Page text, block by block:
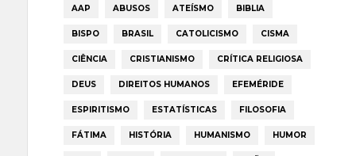
AAP ABUSOS ATEÍSMO BIBLIA
BISPO BRASIL CATOLICISMO CISMA
CIÊNCIA CRISTIANISMO CRÍTICA RELIGIOSA
DEUS DIREITOS HUMANOS EFEMÉRIDE
ESPIRITISMO ESTATÍSTICAS FILOSOFIA
FÁTIMA HISTÓRIA HUMANISMO HUMOR